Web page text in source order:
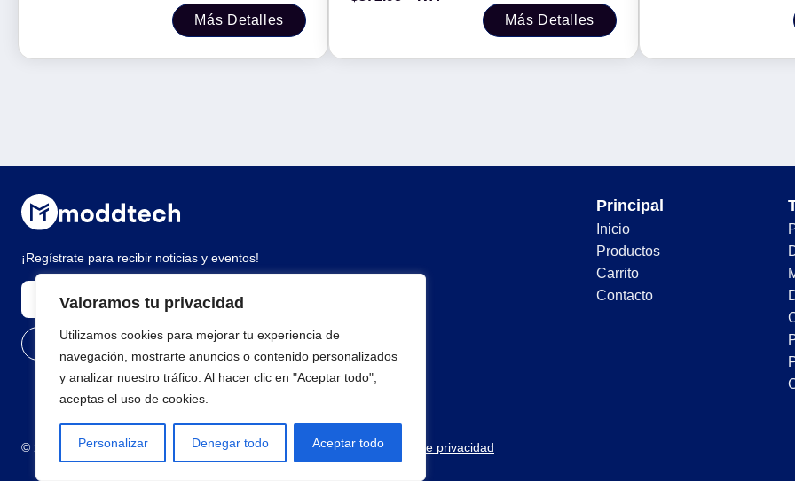
Valoramos tu privacidad
Utilizamos cookies para mejorar tu experiencia de
navegación, mostrarte anuncios o contenido personalizados
y analizar nuestro tráfico. Al hacer clic en "Aceptar todo",
aceptas el uso de cookies.
Personalizar Denegar todo Aceptar todo
Más Detalles
Más Detalles
¡Regístrate para recibir noticias y eventos!
Principal
Inicio
Productos
Carrito
Contacto
© 2026 Todos los derechos reservados Términos y condicionesPolítica de privacidad